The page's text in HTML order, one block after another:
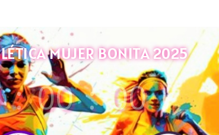
MUJER BONITA 2025
: 00 : 00